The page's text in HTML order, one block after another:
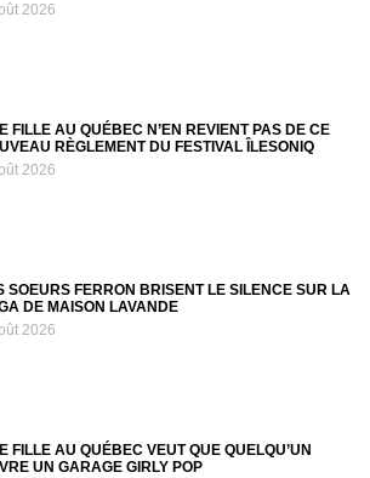
2026
FILLE AU QUÉBEC N’EN REVIENT PAS DE CE
RÈGLEMENT DU FESTIVAL ÎLESONIQ
2026
SOEURS FERRON BRISENT LE SILENCE SUR LA
DE MAISON LAVANDE
2026
FILLE AU QUÉBEC VEUT QUE QUELQU’UN
UN GARAGE GIRLY POP